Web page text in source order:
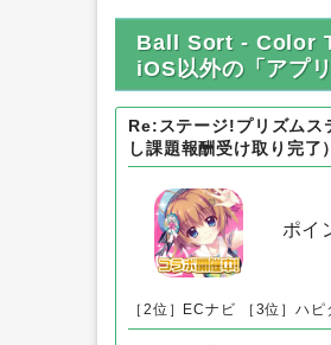
Ball Sort - Color
iOS以外の「アプ
Re:ステージ!プリズム
し課題報酬受け取り完
ポイ
［2位］ECナビ ［3位］ハピ